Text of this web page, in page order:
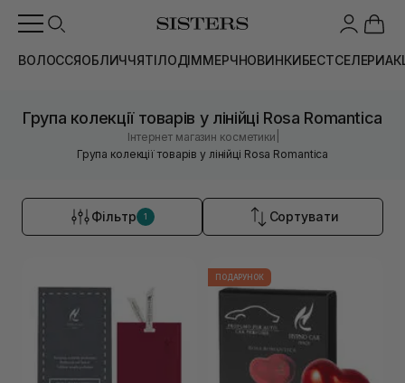
ВОЛОССЯОБЛИЧЧЯТІЛОДІММЕРЧНОВИНКИБЕСТСЕЛЕРИ
Група колекції товарів у лінійці Rosa Romantica
Інтернет магазин косметики
Група колекції товарів у лінійці Rosa Romantica
Фільтр 1 Сортувати
ПОДАРУНОК